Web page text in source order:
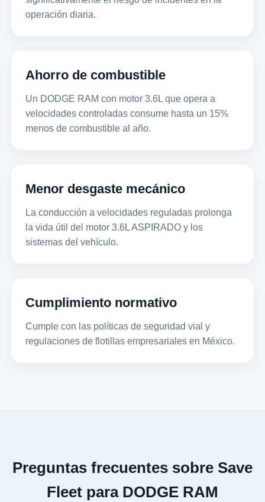
operación diaria.
Ahorro de combustible
Un DODGE RAM con motor 3.6L que opera a
velocidades controladas consume hasta un 15%
menos de combustible al año.
Menor desgaste mecánico
La conducción a velocidades reguladas prolonga
la vida útil del motor 3.6L ASPIRADO y los
sistemas del vehículo.
Cumplimiento normativo
Cumple con las políticas de seguridad vial y
regulaciones de flotillas empresariales en México.
Preguntas frecuentes sobre Save
Fleet para DODGE RAM